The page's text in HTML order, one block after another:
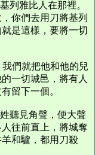
列雅比人在那裡。
你們去用刀將基列
是這樣，要將一切
們就把他和他的兒
一切城邑，將有人
留下一個。
聽見角聲，便大聲
往前直上，將城奪
和驢，都用刀殺